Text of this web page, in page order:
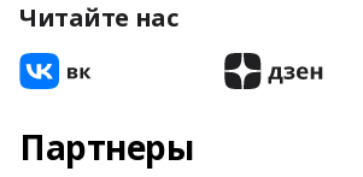
Читайте нас
Партнеры